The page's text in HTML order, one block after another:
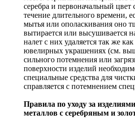
серебра и первоначальный цвет
течение длительного времени,
мытья или ополаскивания оно
вытирается или высушивается
налет с них удаляется так же
ювелирных украшениях (см.
сильного потемнения или
поверхности изделий
специальные средства для
справляется с потемнением
Правила по уходу за
металлов с серебряным и